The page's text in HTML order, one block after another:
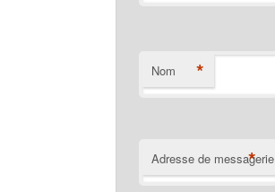
Nom *
Adresse de messagerie
*